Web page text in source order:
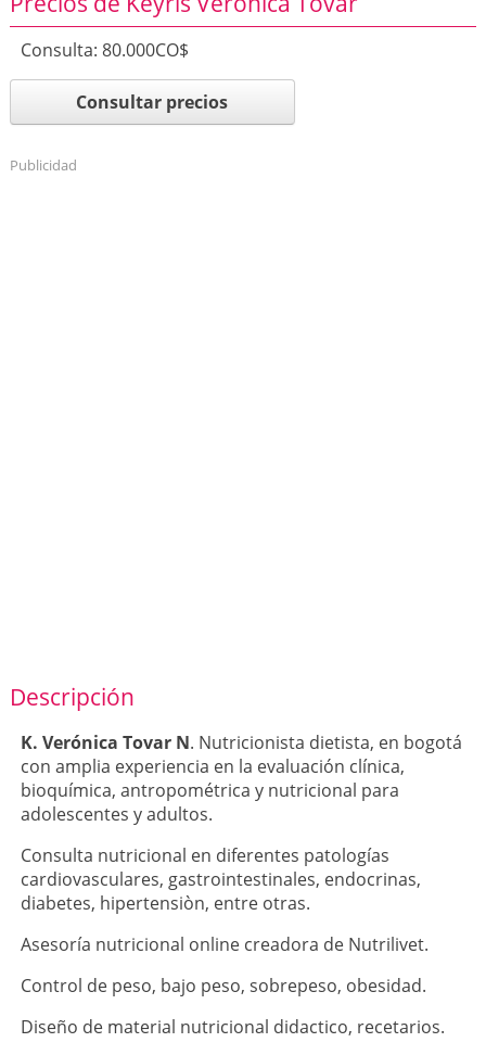
Consulta: 80.000CO$
Consultar precios
Publicidad
Descripción
K. Verónica Tovar N. Nutricionista dietista, en bogotá
con amplia experiencia en la evaluación clínica,
bioquímica, antropométrica y nutricional para
adolescentes y adultos.
Consulta nutricional en diferentes patologías
cardiovasculares, gastrointestinales, endocrinas,
diabetes, hipertensiòn, entre otras.
Asesoría nutricional online creadora de Nutrilivet.
Control de peso, bajo peso, sobrepeso, obesidad.
Diseño de material nutricional didactico, recetarios.